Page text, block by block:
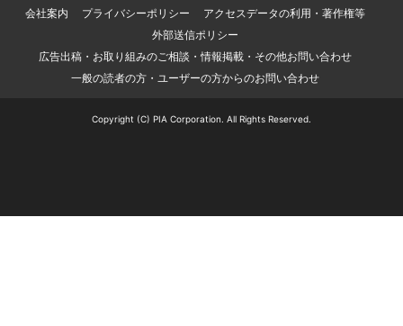
会社案内
プライバシーポリシー
アクセスデータの利用・著作権等
外部送信ポリシー
広告出稿・お取り組みのご相談・情報掲載・その他お問い合わせ
一般の読者の方・ユーザーの方からのお問い合わせ
Copyright (C) PIA Corporation. All Rights Reserved.